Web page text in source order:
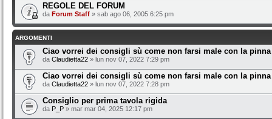
REGOLE DEL FORUM
da Forum Staff » sab ago 06, 2005 6:25 pm
ARGOMENTI
Ciao vorrei dei consigli sù come non farsi male con la pinna
da Claudietta22 » lun nov 07, 2022 7:29 pm
Ciao vorrei dei consigli sù come non farsi male con la pinna
da Claudietta22 » lun nov 07, 2022 7:28 pm
Consiglio per prima tavola rigida
da P_P » mar mar 04, 2025 12:17 pm